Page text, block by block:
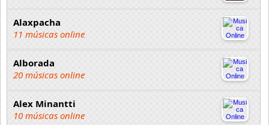
Alaxpacha
11 músicas online
Alborada
20 músicas online
Alex Minantti
10 músicas online